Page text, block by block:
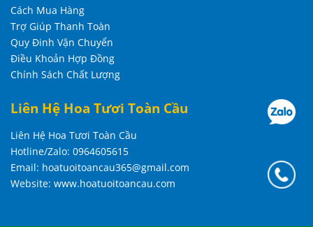
Cách Mua Hàng
Trợ Giúp Thanh Toàn
Quy Đinh Vận Chuyển
Điều Khoản Hợp Đồng
Chính Sách Chất Lượng
Liên Hệ Hoa Tươi Toàn Cầu
Liên Hệ Hoa Tươi Toàn Cầu
Hotline/Zalo: 0964605615
Email: hoatuoitoancau365@gmail.com
Website: www.hoatuoitoancau.com